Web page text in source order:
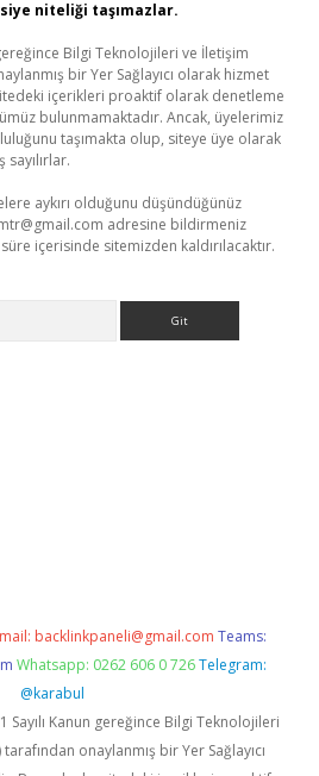
niteliği taşımazlar.
Bilgi Teknolojileri ve İletişim
bir Yer Sağlayıcı olarak hizmet
içerikleri proaktif olarak denetleme
bulunmamaktadır. Ancak, üyelerimiz
taşımakta olup, siteye üye olarak
aykırı olduğunu düşündüğünüz
adresine bildirmeniz
içerisinde sitemizden kaldırılacaktır.
backlinkpaneli@gmail.com Teams:
Whatsapp: 0262 606 0 726 Telegram:
@karabul
Sayılı Kanun gereğince Bilgi Teknolojileri
onaylanmış bir Yer Sağlayıcı